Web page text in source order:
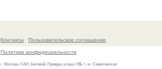
пошива.
Контакты
Пользовательское соглашение
Политика конфидециальности
г. Москва, САО, Беговой, Правды улица 15Б 1, м. Савёловская